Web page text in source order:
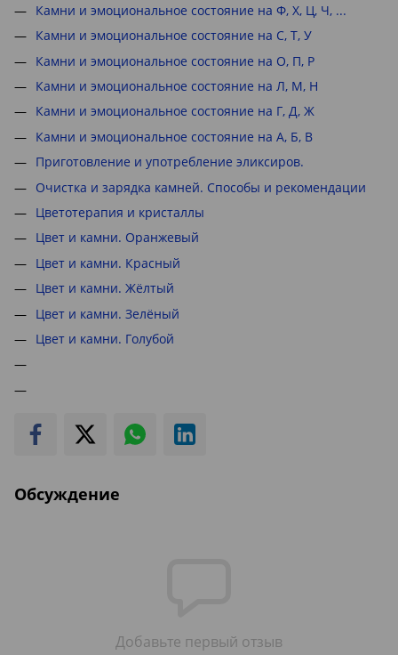
Камни и эмоциональное состояние на Ф, Х, Ц, Ч, ...
Камни и эмоциональное состояние на С, Т, У
Камни и эмоциональное состояние на О, П, Р
Камни и эмоциональное состояние на Л, М, Н
Камни и эмоциональное состояние на Г, Д, Ж
Камни и эмоциональное состояние на А, Б, В
Приготовление и употребление эликсиров.
Очистка и зарядка камней. Способы и рекомендации
Цветотерапия и кристаллы
Цвет и камни. Оранжевый
Цвет и камни. Красный
Цвет и камни. Жёлтый
Цвет и камни. Зелёный
Цвет и камни. Голубой
Обсуждение
Добавьте первый отзыв